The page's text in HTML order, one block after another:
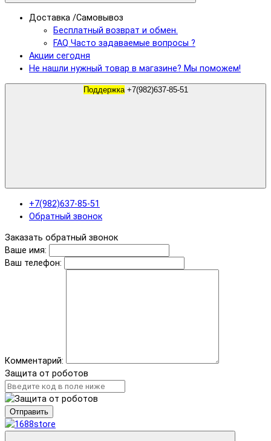
Доставка /Самовывоз
Бесплатный возврат и обмен.
FAQ Часто задаваемые вопросы ?
Акции сегодня
Не нашли нужный товар в магазине? Мы поможем!
Поддержка +7(982)637-85-51
+7(982)637-85-51
Обратный звонок
Заказать обратный звонок
Ваше имя:
Ваш телефон:
Комментарий:
Защита от роботов
Отправить